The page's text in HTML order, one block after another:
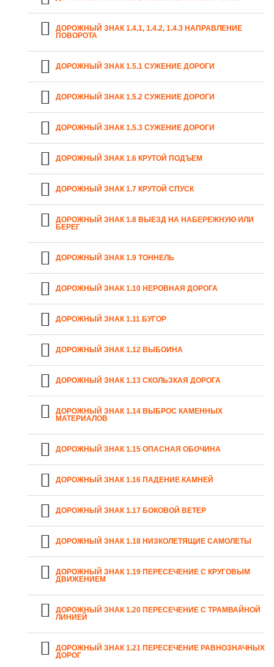
ДОРОЖНЫЙ ЗНАК 1.4.1, 1.4.2, 1.4.3 НАПРАВЛЕНИЕ
ПОВОРОТА
ДОРОЖНЫЙ ЗНАК 1.5.1 СУЖЕНИЕ ДОРОГИ
ДОРОЖНЫЙ ЗНАК 1.5.2 СУЖЕНИЕ ДОРОГИ
ДОРОЖНЫЙ ЗНАК 1.5.3 СУЖЕНИЕ ДОРОГИ
ДОРОЖНЫЙ ЗНАК 1.6 КРУТОЙ ПОДЪЕМ
ДОРОЖНЫЙ ЗНАК 1.7 КРУТОЙ СПУСК
ДОРОЖНЫЙ ЗНАК 1.8 ВЫЕЗД НА НАБЕРЕЖНУЮ ИЛИ
БЕРЕГ
ДОРОЖНЫЙ ЗНАК 1.9 ТОННЕЛЬ
ДОРОЖНЫЙ ЗНАК 1.10 НЕРОВНАЯ ДОРОГА
ДОРОЖНЫЙ ЗНАК 1.11 БУГОР
ДОРОЖНЫЙ ЗНАК 1.12 ВЫБОИНА
ДОРОЖНЫЙ ЗНАК 1.13 СКОЛЬЗКАЯ ДОРОГА
ДОРОЖНЫЙ ЗНАК 1.14 ВЫБРОС КАМЕННЫХ
МАТЕРИАЛОВ
ДОРОЖНЫЙ ЗНАК 1.15 ОПАСНАЯ ОБОЧИНА
ДОРОЖНЫЙ ЗНАК 1.16 ПАДЕНИЕ КАМНЕЙ
ДОРОЖНЫЙ ЗНАК 1.17 БОКОВОЙ ВЕТЕР
ДОРОЖНЫЙ ЗНАК 1.18 НИЗКОЛЕТЯЩИЕ САМОЛЕТЫ
ДОРОЖНЫЙ ЗНАК 1.19 ПЕРЕСЕЧЕНИЕ С КРУГОВЫМ
ДВИЖЕНИЕМ
ДОРОЖНЫЙ ЗНАК 1.20 ПЕРЕСЕЧЕНИЕ С ТРАМВАЙНОЙ
ЛИНИЕЙ
ДОРОЖНЫЙ ЗНАК 1.21 ПЕРЕСЕЧЕНИЕ РАВНОЗНАЧНЫХ
ДОРОГ